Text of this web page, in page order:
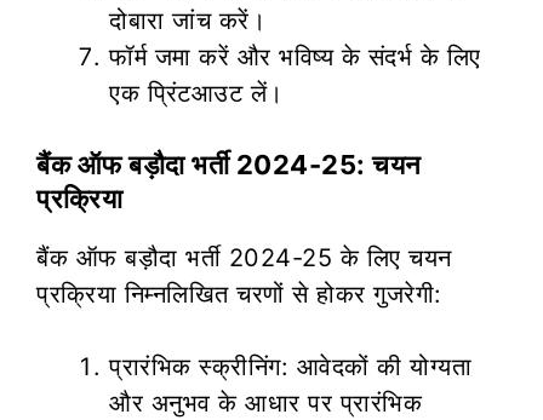
दोबारा जांच करें।
फॉर्म जमा करें और भविष्य के संदर्भ के लिए
एक प्रिंटआउट लें।
बैंक ऑफ बड़ौदा भर्ती 2024-25: चयन
प्रक्रिया
बैंक ऑफ बड़ौदा भर्ती 2024-25 के लिए चयन
प्रक्रिया निम्नलिखित चरणों से होकर गुजरेगी:
प्रारंभिक स्क्रीनिंग: आवेदकों की योग्यता
और अनुभव के आधार पर प्रारंभिक